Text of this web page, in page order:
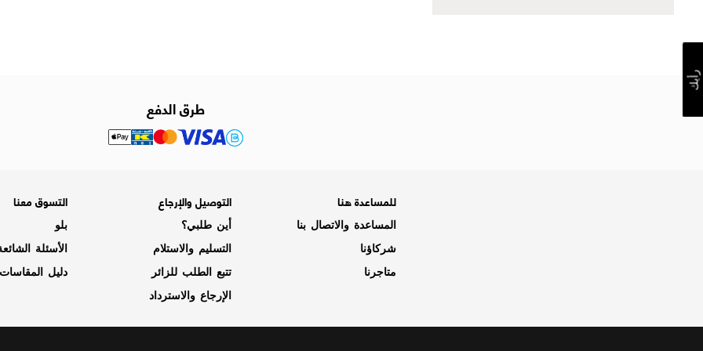
طرق الدفع
للمساعدة هنا
المساعدة والاتصال بنا
شركاؤنا
متاجرنا
التوصيل والإرجاع
أين طلبي؟
التسليم والاستلام
تتبع الطلب للزائر
الإرجاع والاسترداد
التسوق معنا
بلو
الأسئلة
دليل المقاسات
رأيك